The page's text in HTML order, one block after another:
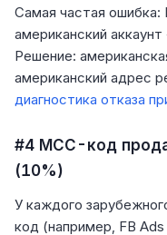
Самая частая ошибка:
американский
Решение:
американский адрес
диагностика отказа
#4 MCC-код
(10%)
У каждого
код (например, FB